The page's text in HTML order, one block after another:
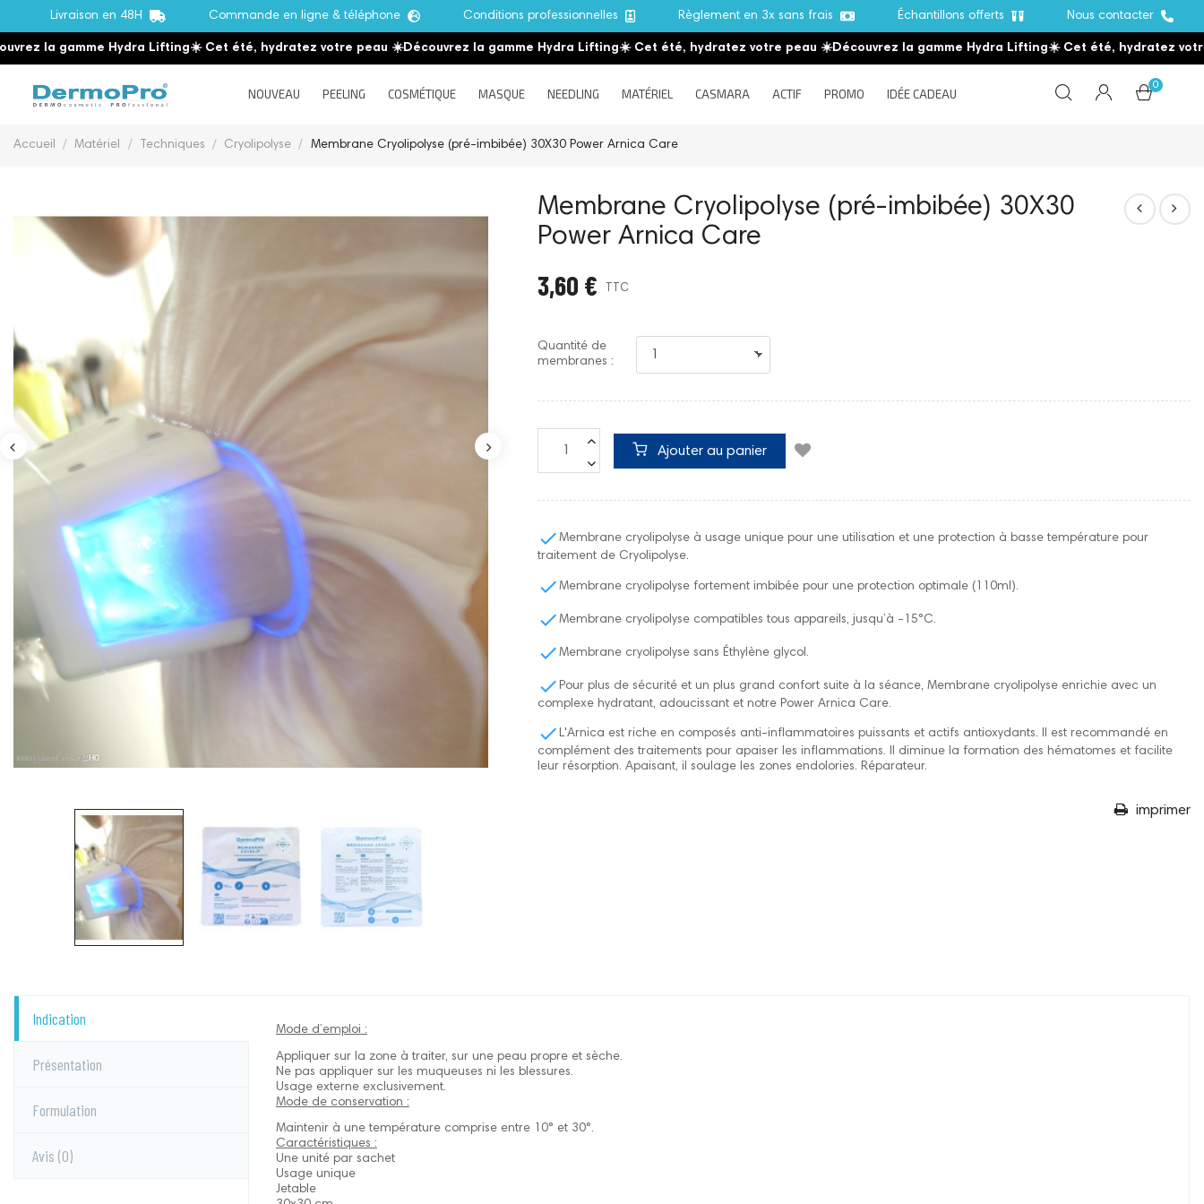
Livraison en 48H Commande en ligne & téléphone Conditions professionnelles Règlement en 3x sans frais Échantillons offerts Nous contacter
la gamme Hydra Lifting☀️ Cet été, hydratez votre peau ☀️Découvrez la gamme Hydra Lifting☀️ Cet été, hydratez votre peau ☀️Découvrez la gamme Hydra Lifting☀️ Cet été, hydratez votre
NOUVEAU PEELING COSMÉTIQUE MASQUE NEEDLING MATÉRIEL CASMARA ACTIF PROMO IDÉE CADEAU
0
Accueil Matériel Techniques Cryolipolyse Membrane Cryolipolyse (pré-imbibée) 30X30 Power Arnica Care
Membrane Cryolipolyse (pré-imbibée) 30X30
Power Arnica Care
3,60 € TTC
Quantité de
membranes :
Ajouter au panier
 Membrane cryolipolyse à usage unique pour une utilisation et une protection à basse température pour
traitement de Cryolipolyse.
 Membrane cryolipolyse fortement imbibée pour une protection optimale (110ml).
 Membrane cryolipolyse compatibles tous appareils, jusqu’à -15°C.
 Membrane cryolipolyse sans Éthylène glycol.
 Pour plus de sécurité et un plus grand confort suite à la séance, Membrane cryolipolyse enrichie avec un
complexe hydratant, adoucissant et notre Power Arnica Care.
 L'Arnica est riche en composés anti-inflammatoires puissants et actifs antioxydants. Il est recommandé en
complément des traitements pour apaiser les inflammations. Il diminue la formation des hématomes et facilite
leur résorption. Apaisant, il soulage les zones endolories. Réparateur.
imprimer
Indication
Présentation
Formulation
Avis (0)
Mode d’emploi :
Appliquer sur la zone à traiter, sur une peau propre et sèche.
Ne pas appliquer sur les muqueuses ni les blessures.
Usage externe exclusivement.
Mode de conservation :
Maintenir à une température comprise entre 10° et 30°.
Caractéristiques :
Une unité par sachet
Usage unique
Jetable